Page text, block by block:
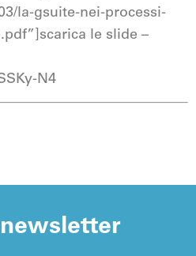
la-gsuite-nei-processi-
le slide –
N4